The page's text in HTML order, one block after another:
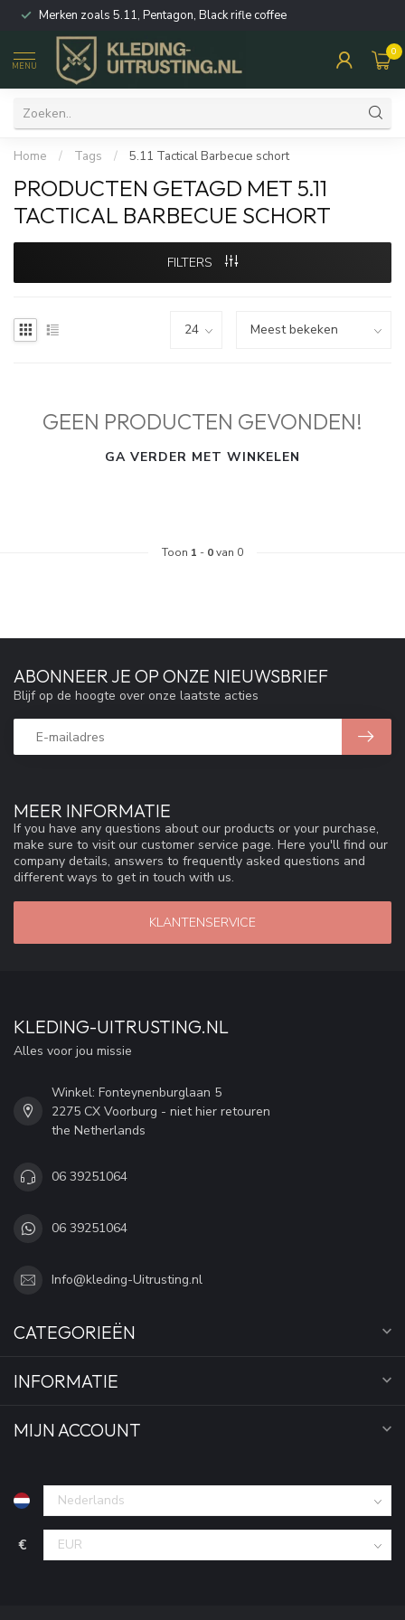
Merken zoals 5.11, Pentagon, Black rifle coffee
MENU
0
Home / Tags / 5.11 Tactical Barbecue schort
PRODUCTEN GETAGD MET 5.11
TACTICAL BARBECUE SCHORT
FILTERS
GEEN PRODUCTEN GEVONDEN!
GA VERDER MET WINKELEN
Toon 1 - 0van 0
MEER INFORMATIE
If you have any questions about our products or your purchase,
make sure to visit our customer service page. Here you'll find our
company details, answers to frequently asked questions and
different ways to get in touch with us.
KLANTENSERVICE
ABONNEER JE OP ONZE NIEUWSBRIEF
Blijf op de hoogte over onze laatste acties
KLEDING-UITRUSTING.NL
Alles voor jou missie
Winkel: Fonteynenburglaan 5
2275 CX Voorburg - niet hier retouren
the Netherlands
06 39251064
06 39251064
Info@kleding-Uitrusting.nl
CATEGORIEËN
INFORMATIE
MIJN ACCOUNT
€